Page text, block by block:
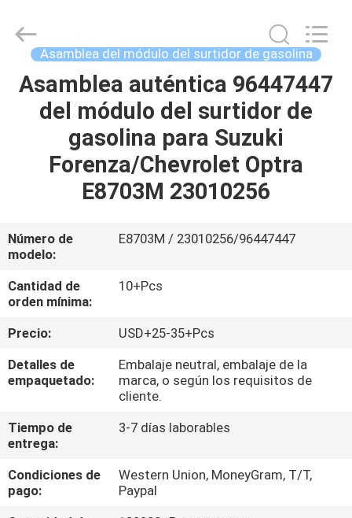
INICIO
PRODUCTOS
VISITA
A
LA
FÁBRICA
CONTROL
DE
CALIDAD
CONTÁCTENOS
gasolina
Supplier.
Copyright
Asamblea del módulo del surtidor de gasolina
Asamblea auténtica 96447447
del módulo del surtidor de
gasolina para Suzuki
Forenza/Chevrolet Optra
E8703M 23010256
Número de
modelo:
E8703M / 23010256/96447447
Cantidad de
orden mínima:
10+Pcs
Precio:
USD+25-35+Pcs
Detalles de
empaquetado:
Embalaje neutral, embalaje de la
marca, o según los requisitos de
cliente.
Tiempo de
entrega:
3-7 días laborables
Condiciones de
pago:
Western Union, MoneyGram, T/T,
Paypal